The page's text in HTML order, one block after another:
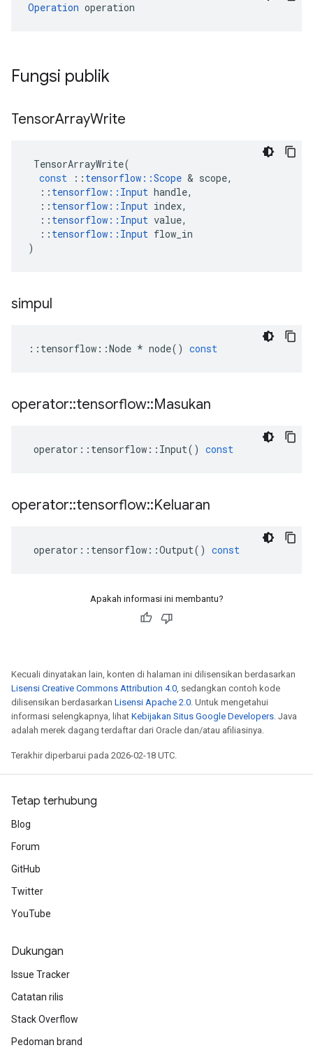
Operation operation
Fungsi publik
TensorArrayWrite
TensorArrayWrite(
const
:: tensorflow ::Scope & scope,
:: tensorflow :: Input handle,
:: tensorflow :: Input index,
:: tensorflow :: Input value,
:: tensorflow :: Input flow_in
)
simpul
:: tensorflow ::Node * node() const
operator::tensorflow::Masukan
operator :: tensorflow :: Input() const
operator::tensorflow::Keluaran
operator :: tensorflow ::Output() const
Apakah informasi ini membantu?
Kecuali dinyatakan lain, konten di halaman ini dilisensikan berdasarkan
Lisensi Creative Commons Attribution 4.0, sedangkan contoh kode
dilisensikan berdasarkan Lisensi Apache 2.0. Untuk mengetahui
informasi selengkapnya, lihat Kebijakan Situs Google Developers. Java
adalah merek dagang terdaftar dari Oracle dan/atau afiliasinya.
Terakhir diperbarui pada 2026-02-18 UTC.
Tetap terhubung
Blog
Forum
GitHub
Twitter
YouTube
Dukungan
Issue Tracker
Catatan rilis
Stack Overflow
Pedoman brand